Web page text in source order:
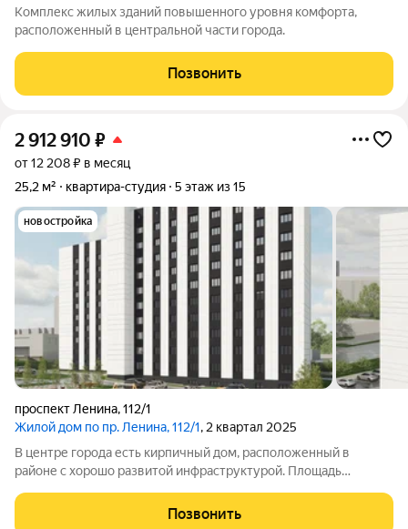
Комплекс жилых зданий повышенного уровня комфорта,
расположенный в центральной части города.
Позвонить
2 912 910 ₽
от 12 208 ₽ в месяц
25,2 м²
квартира-студия 5 этаж из 15
новостройка
проспект Ленина,112/1
Жилой дом по пр. Ленина, 112/1, 2 квартал 2025
В центре города есть кирпичный дом, расположенный в
районе с хорошо развитой инфраструктурой. Площадь
до 63 квадратных метров.Позвонить